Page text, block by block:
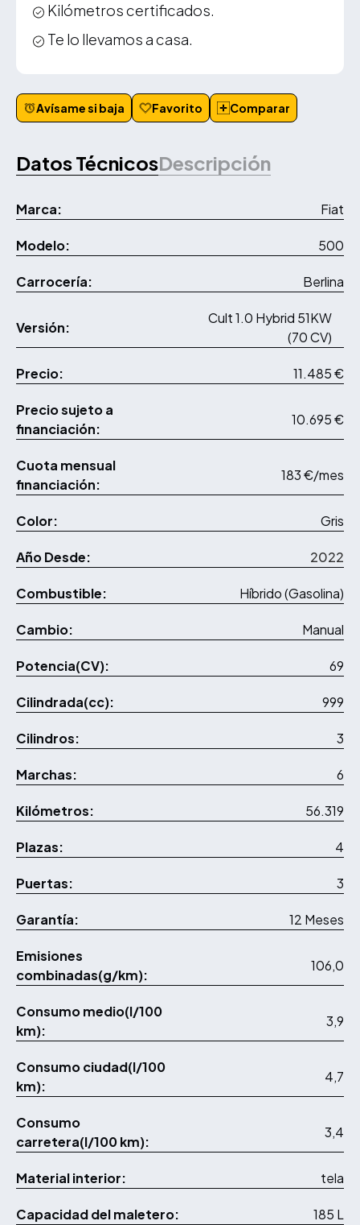
Kilómetros certificados.
Te lo llevamos a casa.
Avísame si baja Favorito Comparar
Datos TécnicosDescripción
Marca: Fiat
Modelo: 500
Carrocería: Berlina
Versión:
Cult 1.0 Hybrid 51KW
(70 CV)
Precio: 11.485 €
Precio sujeto a
financiación:
10.695 €
Cuota mensual
financiación:
183 €/mes
Color: Gris
Año Desde: 2022
Combustible: Híbrido (Gasolina)
Cambio: Manual
Potencia(CV): 69
Cilindrada(cc): 999
Cilindros: 3
Marchas: 6
Kilómetros: 56.319
Plazas: 4
Puertas: 3
Garantía: 12 Meses
Emisiones
combinadas(g/km):
106,0
Consumo medio(l/100
km):
3,9
Consumo ciudad(l/100
km):
4,7
Consumo
carretera(l/100 km):
3,4
Material interior: tela
Capacidad del maletero: 185 L